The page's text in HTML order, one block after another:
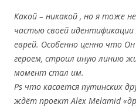
Какой – никакой , но я тоже
частью своей идентификации
еврей. Особенно ценно что
героем, строил иную линию
момент стал им.
Ps что касается путинских
ждёт проект Alex Melamid